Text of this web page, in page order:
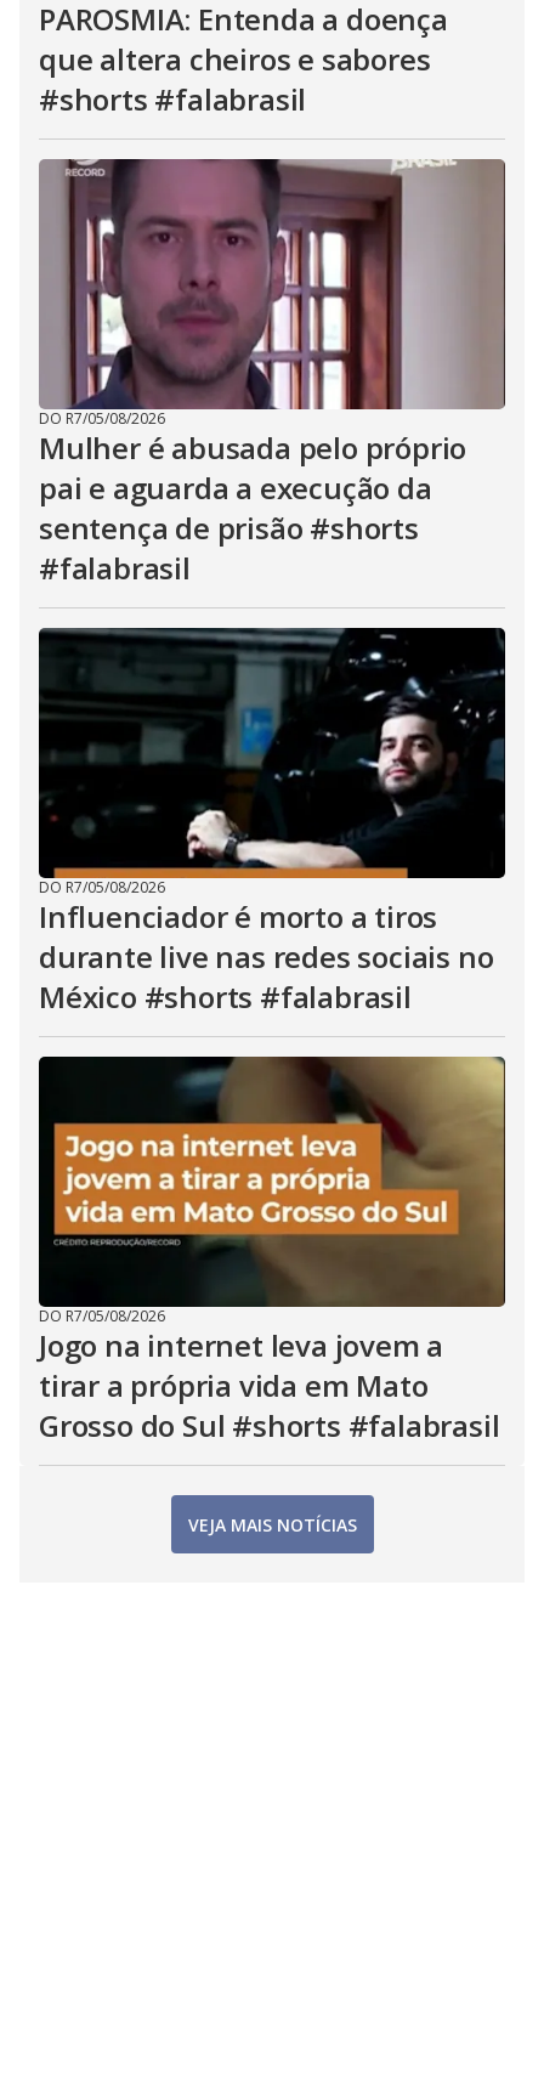
PAROSMIA: Entenda a doença
que altera cheiros e sabores
#shorts #falabrasil
DO R7/05/08/2026
Mulher é abusada pelo próprio
pai e aguarda a execução da
sentença de prisão #shorts
#falabrasil
DO R7/05/08/2026
Influenciador é morto a tiros
durante live nas redes sociais no
México #shorts #falabrasil
DO R7/05/08/2026
Jogo na internet leva jovem a
tirar a própria vida em Mato
Grosso do Sul #shorts #falabrasil
VEJA MAIS NOTÍCIAS